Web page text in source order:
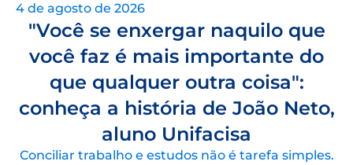
4 de agosto de 2026
"Você se enxergar naquilo que
você faz é mais importante do
que qualquer outra coisa":
conheça a história de João Neto,
aluno Unifacisa
Conciliar trabalho e estudos não é tarefa simples.